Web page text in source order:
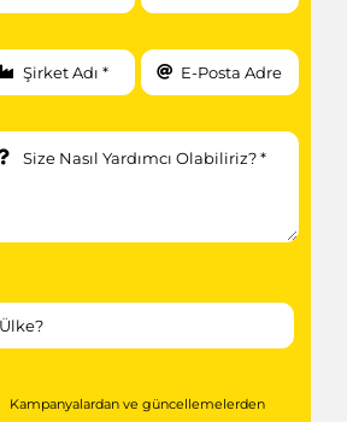
Kampanyalardan ve güncellemelerden